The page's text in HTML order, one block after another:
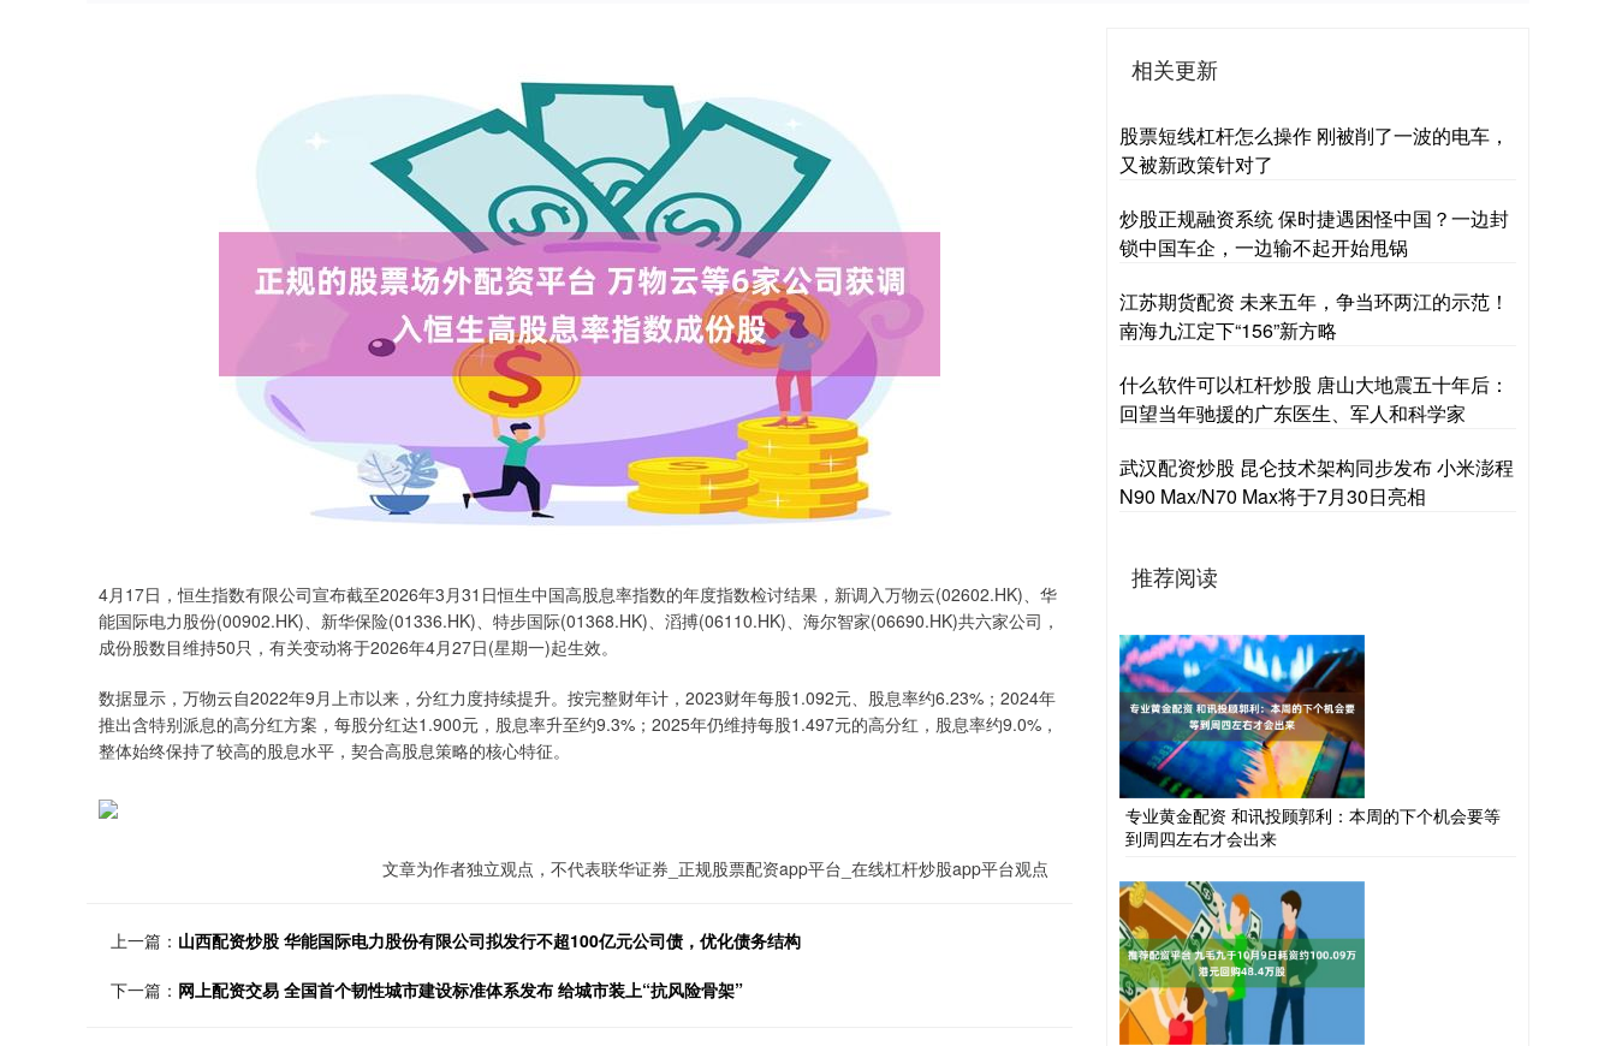
4月17日，恒生指数有限公司宣布截至2026年3月31日恒生中国高股息率指数的年度指数检讨结果，新调入万物云(02602.HK)、华
能国际电力股份(00902.HK)、新华保险(01336.HK)、特步国际(01368.HK)、滔搏(06110.HK)、海尔智家(06690.HK)共六家公司，
成份股数目维持50只，有关变动将于2026年4月27日(星期一)起生效。
数据显示，万物云自2022年9月上市以来，分红力度持续提升。按完整财年计，2023财年每股1.092元、股息率约6.23%；2024年
推出含特别派息的高分红方案，每股分红达1.900元，股息率升至约9.3%；2025年仍维持每股1.497元的高分红，股息率约9.0%，
整体始终保持了较高的股息水平，契合高股息策略的核心特征。
文章为作者独立观点，不代表联华证券_正规股票配资app平台_在线杠杆炒股app平台观点
上一篇： 山西配资炒股 华能国际电力股份有限公司拟发行不超100亿元公司债，优化债务结构
下一篇： 网上配资交易 全国首个韧性城市建设标准体系发布 给城市装上“抗风险骨架”
相关更新
股票短线杠杆怎么操作 刚被削了一波的电车，
又被新政策针对了
炒股正规融资系统 保时捷遇困怪中国？一边封
锁中国车企，一边输不起开始甩锅
江苏期货配资 未来五年，争当环两江的示范！
南海九江定下“156”新方略
什么软件可以杠杆炒股 唐山大地震五十年后：
回望当年驰援的广东医生、军人和科学家
武汉配资炒股 昆仑技术架构同步发布 小米澎程
N90 Max/N70 Max将于7月30日亮相
推荐阅读
专业黄金配资 和讯投顾郭利：本周的下个机会要等
到周四左右才会出来